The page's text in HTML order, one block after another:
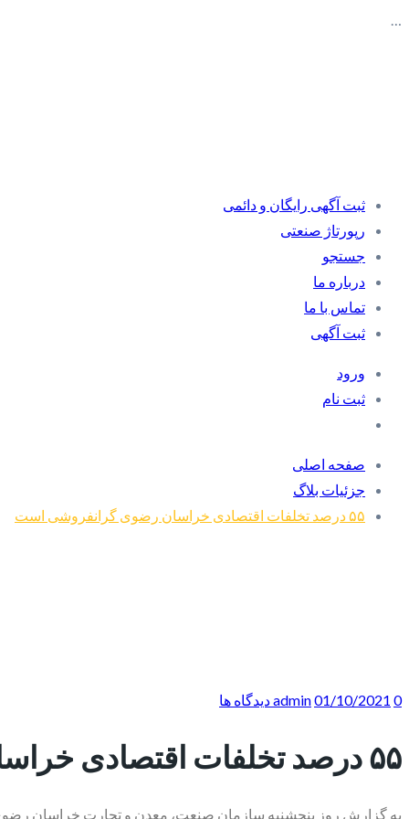
…
ثبت آگهی رایگان و دائمی
رپورتاژ صنعتی
جستجو
درباره ما
تماس با ما
ثبت آگهی
ورود
ثبت نام
صفحه اصلی
جزئیات بلاگ
۵۵ درصد تخلفات اقتصادی خراسان رضوی گرانفروشی است
admin01/10/2021 0 دیدگاه ها
۵۵ درصد تخلفات اقتصادی خراسان رضوی گرانفروشی است